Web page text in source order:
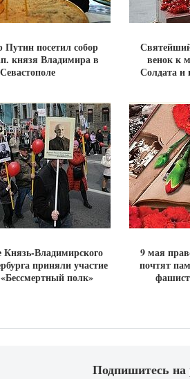
посетил собор
князя Владимира в
Севастополе
венок к
Солдата и
Владимирского
приняли участие
полк»
9 мая
почтят
Подпишитесь на